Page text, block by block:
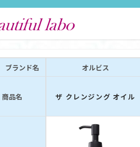
ブランド名 オルビス
商品名 ザ クレンジング オイル